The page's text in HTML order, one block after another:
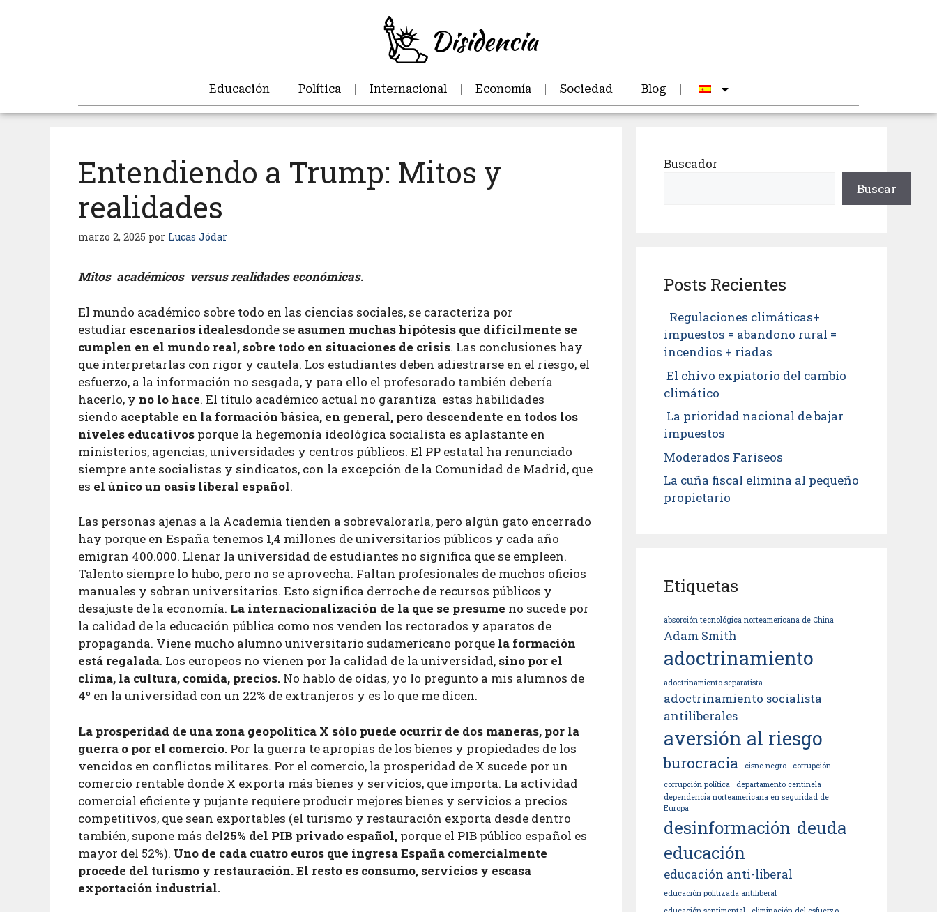
Educación Política Internacional Economía Sociedad Blog
Entendiendo a Trump: Mitos y
realidades
marzo 2, 2025 por Lucas Jódar
Mitos académicos versus realidades económicas.
El mundo académico sobre todo en las ciencias sociales, se caracteriza por
estudiar escenarios idealesdonde se asumen muchas hipótesis que difícilmente se
cumplen en el mundo real, sobre todo en situaciones de crisis. Las conclusiones hay
que interpretarlas con rigor y cautela. Los estudiantes deben adiestrarse en el riesgo, el
esfuerzo, a la información no sesgada, y para ello el profesorado también debería
hacerlo, y no lo hace. El título académico actual no garantiza estas habilidades
siendo aceptable en la formación básica, en general, pero descendente en todos los
niveles educativos porque la hegemonía ideológica socialista es aplastante en
ministerios, agencias, universidades y centros públicos. El PP estatal ha renunciado
siempre ante socialistas y sindicatos, con la excepción de la Comunidad de Madrid, que
es el único un oasis liberal español.
Las personas ajenas a la Academia tienden a sobrevalorarla, pero algún gato encerrado
hay porque en España tenemos 1,4 millones de universitarios públicos y cada año
emigran 400.000. Llenar la universidad de estudiantes no significa que se empleen.
Talento siempre lo hubo, pero no se aprovecha. Faltan profesionales de muchos oficios
manuales y sobran universitarios. Esto significa derroche de recursos públicos y
desajuste de la economía. La internacionalización de la que se presume no sucede por
la calidad de la educación pública como nos venden los rectorados y aparatos de
propaganda. Viene mucho alumno universitario sudamericano porque la formación
está regalada. Los europeos no vienen por la calidad de la universidad, sino por el
clima, la cultura, comida, precios. No hablo de oídas, yo lo pregunto a mis alumnos de
4º en la universidad con un 22% de extranjeros y es lo que me dicen.
La prosperidad de una zona geopolítica X sólo puede ocurrir de dos maneras, por la
guerra o por el comercio. Por la guerra te apropias de los bienes y propiedades de los
vencidos en conflictos militares. Por el comercio, la prosperidad de X sucede por un
comercio rentable donde X exporta más bienes y servicios, que importa. La actividad
comercial eficiente y pujante requiere producir mejores bienes y servicios a precios
competitivos, que sean exportables (el turismo y restauración exporta desde dentro
también, supone más del25% del PIB privado español, porque el PIB público español es
mayor del 52%). Uno de cada cuatro euros que ingresa España comercialmente
procede del turismo y restauración. El resto es consumo, servicios y escasa
exportación industrial.
Buscador
Buscar
Posts Recientes
Regulaciones climáticas+
impuestos = abandono rural =
incendios + riadas
El chivo expiatorio del cambio
climático
La prioridad nacional de bajar
impuestos
Moderados Fariseos
La cuña fiscal elimina al pequeño
propietario
Etiquetas
absorción tecnológica norteamericana de China
Adam Smith
adoctrinamiento
adoctrinamiento separatista
adoctrinamiento socialista
antiliberales
aversión al riesgo
burocracia cisne negro
corrupción
corrupción política
departamento centinela
dependencia norteamericana en seguridad de
Europa
desinformación deuda
educación
educación anti-liberal
educación politizada antiliberal